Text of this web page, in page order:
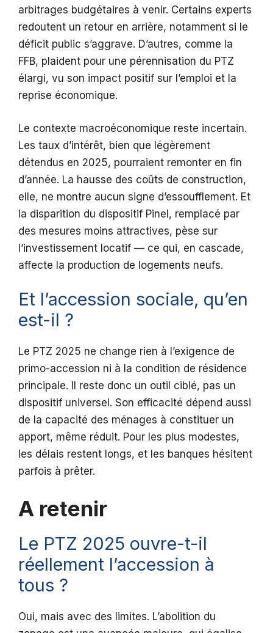
arbitrages budgétaires à venir. Certains experts
redoutent un retour en arrière, notamment si le
déficit public s’aggrave. D’autres, comme la
FFB, plaident pour une pérennisation du PTZ
élargi, vu son impact positif sur l’emploi et la
reprise économique.
Le contexte macroéconomique reste incertain.
Les taux d’intérêt, bien que légèrement
détendus en 2025, pourraient remonter en fin
d’année. La hausse des coûts de construction,
elle, ne montre aucun signe d’essoufflement. Et
la disparition du dispositif Pinel, remplacé par
des mesures moins attractives, pèse sur
l’investissement locatif — ce qui, en cascade,
affecte la production de logements neufs.
Et l’accession sociale, qu’en
est-il ?
Le PTZ 2025 ne change rien à l’exigence de
primo-accession ni à la condition de résidence
principale. Il reste donc un outil ciblé, pas un
dispositif universel. Son efficacité dépend aussi
de la capacité des ménages à constituer un
apport, même réduit. Pour les plus modestes,
les délais restent longs, et les banques hésitent
parfois à prêter.
A retenir
Le PTZ 2025 ouvre-t-il
réellement l’accession à
tous ?
Oui, mais avec des limites. L’abolition du